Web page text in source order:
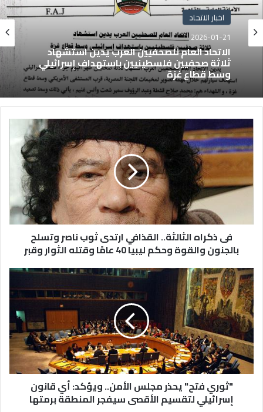
اخبار الاتحاد
2026-01-21
الاتحاد العام للصحفيين العرب يدين استشهاد
ثلاثة صحفيين فلسطينيين باستهداف إسرائيلي
وسط قطاع غزة
فى ذكراه الثالثة.. القذافي ارتدى ثوب ناصر وتسلح
بالجنون والقوة وحكم ليبيا 40 عامًا وقتله الثوار وقبر
"ثوري فتح" يحذر مجلس الأمن.. ويؤكد: أي قانون
إسرائيلي لتقسيم الأقصى سيفجر المنطقة برمتها